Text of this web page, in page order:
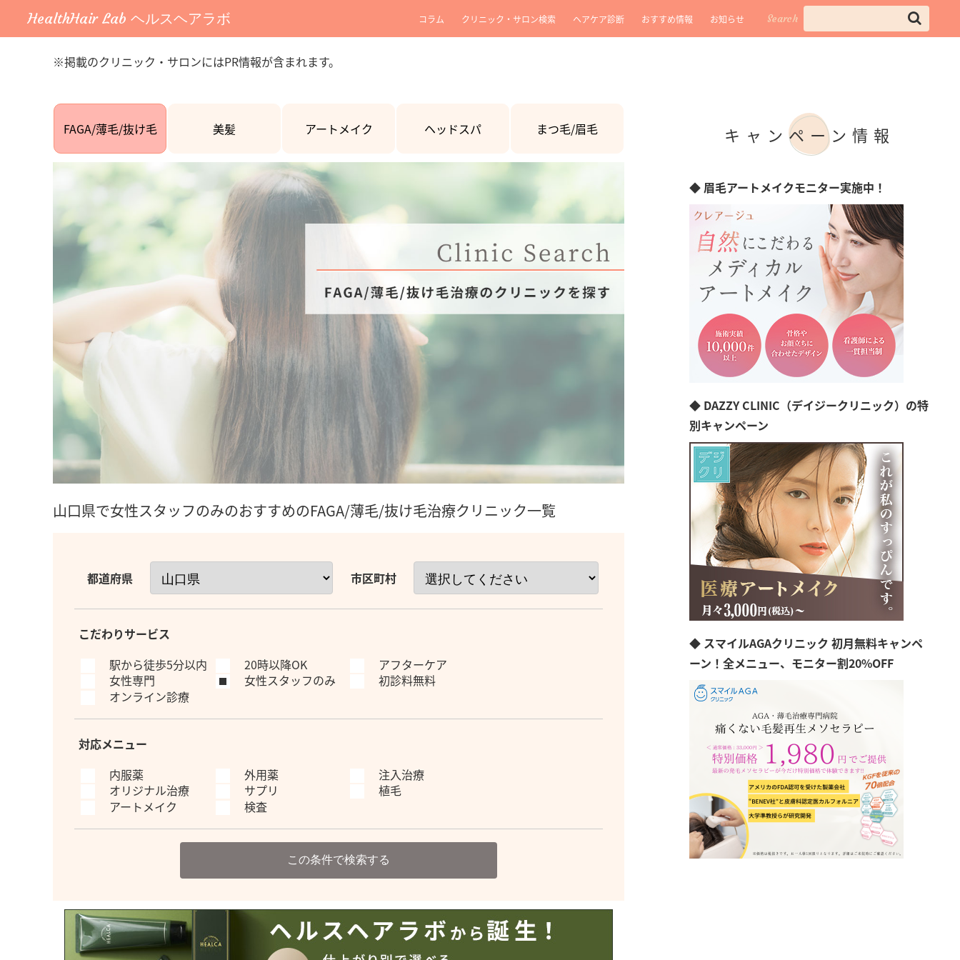
HealthHair Lab ヘルスヘアラボ コラム クリニック・サロン検索 ヘアケア診断 おすすめ情報 お知らせ Search
※掲載のクリニック・サロンにはPR情報が含まれます。
FAGA/薄毛/抜け毛 美髪 アートメイク ヘッドスパ まつ毛/眉毛
山口県で女性スタッフのみのおすすめのFAGA/薄毛/抜け毛治療クリニック一覧
都道府県 市区町村
こだわりサービス
駅から徒歩5分以内
20時以降OK
アフターケア
女性専門
女性スタッフのみ
初診料無料
オンライン診療
対応メニュー
内服薬
外用薬
注入治療
オリジナル治療
サプリ
植毛
アートメイク
検査
この条件で検索する
キャンペーン情報
◆ 眉毛アートメイクモニター実施中！
◆ DAZZY CLINIC（デイジークリニック）の特
別キャンペーン
◆ スマイルAGAクリニック 初月無料キャンペ
ーン！全メニュー、モニター割20%OFF